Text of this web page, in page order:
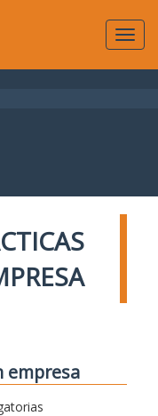
empresa